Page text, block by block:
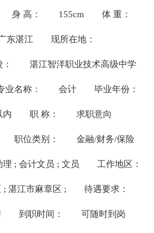
身 高： 155cm 体 重：
东湛江 现所在地：
湛江智洋职业技术高级中学
业名称： 会计 毕业年份：
内 职 称： 求职意向
职位类别： 金融/财务/保险
理 ; 会计文员 ; 文员 工作地区：
; 湛江市麻章区 ; 待遇要求：
到职时间： 可随时到岗